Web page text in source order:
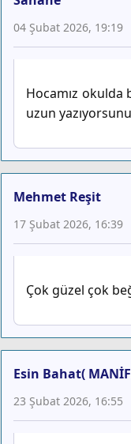
04 Şubat 2026, 19:19
Hocamız okulda
uzun
Mehmet Reşit
17 Şubat 2026, 16:39
Çok güzel çok
Esin Bahat(
23 Şubat 2026, 16:55